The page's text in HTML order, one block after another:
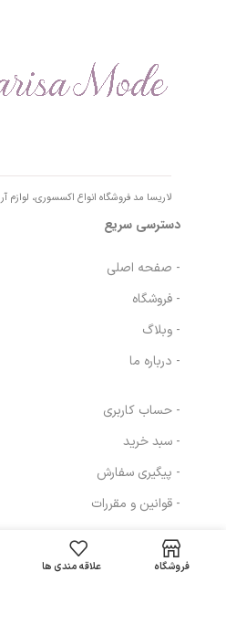
لاریسا مد فروشگاه انواع اکسسوری، لوازم
دسترسی سریع
- صفحه اصلی
- فروشگاه
- وبلاگ
- درباره ما
- حساب کاربری
- سبد خرید
- پیگیری سفارش
- قوانین و مقررات
مسیرهای ارتباطی
فوم پاک کننده
صورت کلایتون1,275,058
فروشگاه علاقه مندی ها